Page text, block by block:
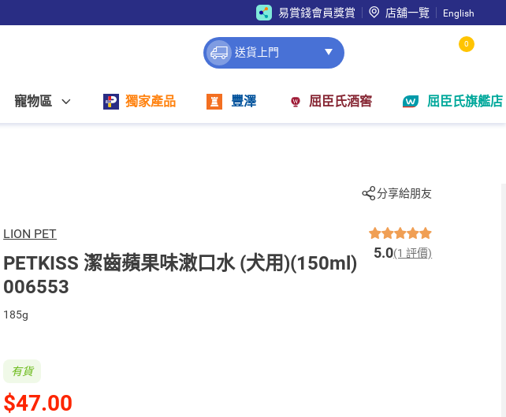
易賞錢會員獎賞 店舖一覽 English
送貨上門
0
寵物區 獨家產品 豐澤 屈臣氏酒窖 屈臣氏旗艦店
分享給朋友
LION PET
PETKISS 潔齒蘋果味潄口水 (犬用)(150ml)
006553
5.0(1 評價)
185g
$47.00
有貨